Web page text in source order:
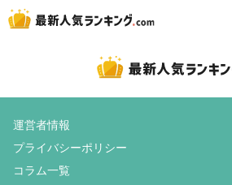
運営者情報
プライバシーポリシー
コラム一覧